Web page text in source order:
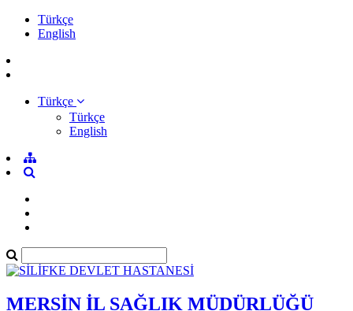
Türkçe
English
Türkçe
Türkçe
English
MERSİN İL SAĞLIK MÜDÜRLÜĞÜ